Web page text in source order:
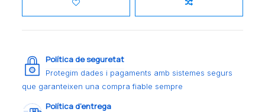
Política de seguretat
Protegim dades i pagaments amb sistemes segurs
que garanteixen una compra fiable sempre
Política d’entrega